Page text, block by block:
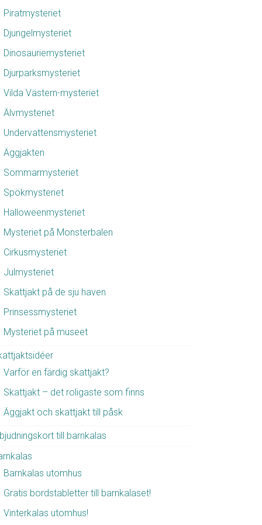
Piratmysteriet
Djungelmysteriet
Dinosauriemysteriet
Djurparksmysteriet
Vilda Västern-mysteriet
Älvmysteriet
Undervattensmysteriet
Äggjakten
Sommarmysteriet
Spökmysteriet
Halloweenmysteriet
Mysteriet på Monsterbalen
Cirkusmysteriet
Julmysteriet
Skattjakt på de sju haven
Prinsessmysteriet
Mysteriet på museet
Varför en färdig skattjakt?
Skattjakt – det roligaste som finns
Äggjakt och skattjakt till påsk
till barnkalas
Barnkalas utomhus
Gratis bordstabletter till barnkalaset!
Vinterkalas utomhus!